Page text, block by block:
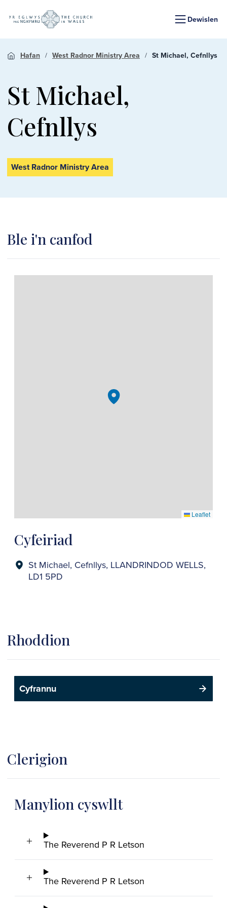
Dewislen
Hafan West Radnor Ministry Area St Michael, Cefnllys
St Michael,
Cefnllys
West Radnor Ministry Area
Ble i'n canfod
Cyfeiriad
St Michael, Cefnllys, LLANDRINDOD WELLS,
LD1 5PD
Leaflet
Rhoddion
Cyfrannu
Clerigion
Manylion cyswllt
The Reverend P R Letson
The Reverend P R Letson